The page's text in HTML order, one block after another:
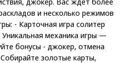
и несколько режимов
- Карточная игра солитер
механика игры —
бонусы - джокер, отмена
золотые карты,